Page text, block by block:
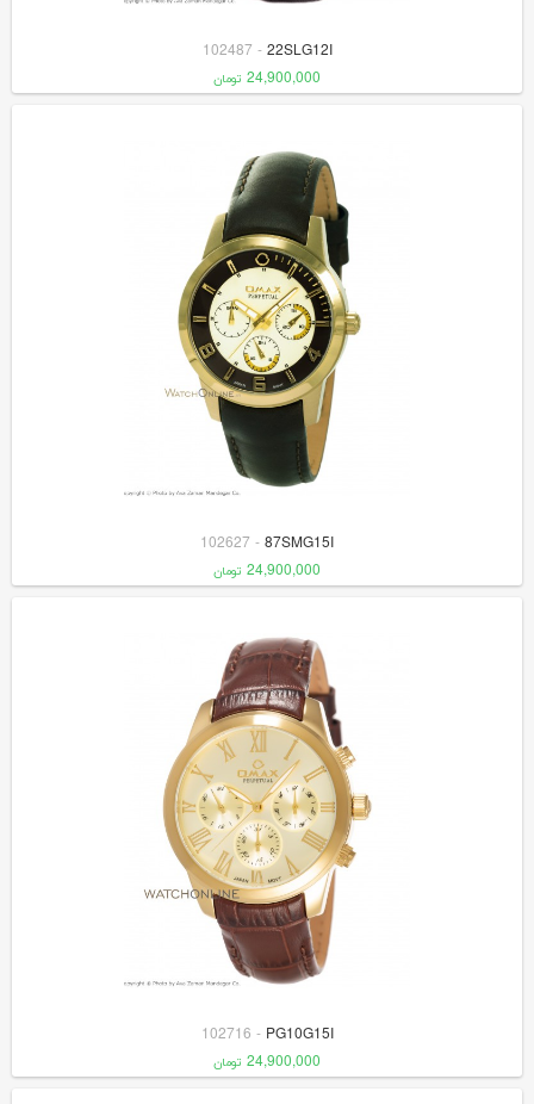
22SLG12I
-
102487
24,900,000 تومان
87SMG15I
-
102627
24,900,000 تومان
PG10G15I
-
102716
24,900,000 تومان